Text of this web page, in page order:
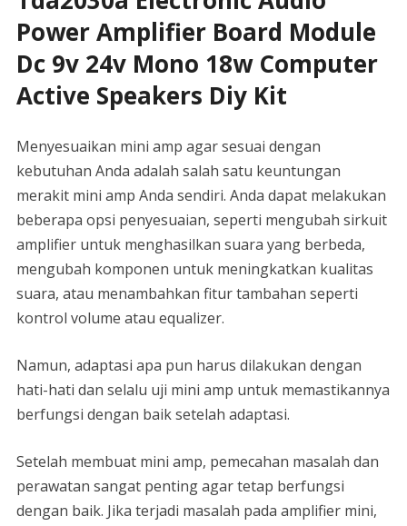
Power Amplifier Board Module
Dc 9v 24v Mono 18w Computer
Active Speakers Diy Kit
Menyesuaikan mini amp agar sesuai dengan
kebutuhan Anda adalah salah satu keuntungan
merakit mini amp Anda sendiri. Anda dapat melakukan
beberapa opsi penyesuaian, seperti mengubah sirkuit
amplifier untuk menghasilkan suara yang berbeda,
mengubah komponen untuk meningkatkan kualitas
suara, atau menambahkan fitur tambahan seperti
kontrol volume atau equalizer.
Namun, adaptasi apa pun harus dilakukan dengan
hati-hati dan selalu uji mini amp untuk memastikannya
berfungsi dengan baik setelah adaptasi.
Setelah membuat mini amp, pemecahan masalah dan
perawatan sangat penting agar tetap berfungsi
dengan baik. Jika terjadi masalah pada amplifier mini,